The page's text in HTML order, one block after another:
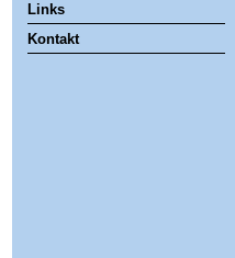
Links
Kontakt